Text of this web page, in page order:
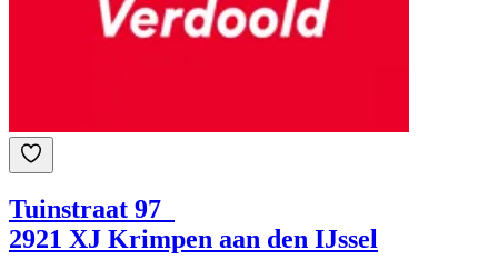
Tuinstraat 97
2921 XJ Krimpen aan den IJssel